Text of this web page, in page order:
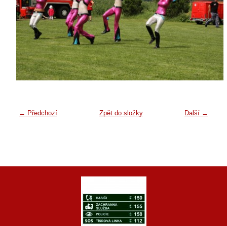
← Předchozí Další →
Zpět do složky